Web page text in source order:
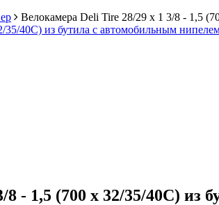
Велокамера Deli Tire 28/29 х 1 3/8 - 1,5
- 1,5 (700 x 32/35/40C)